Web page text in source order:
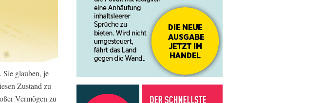
glauben, je
Zustand zu
Vermögen zu